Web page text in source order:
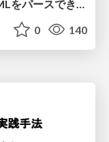
0 140